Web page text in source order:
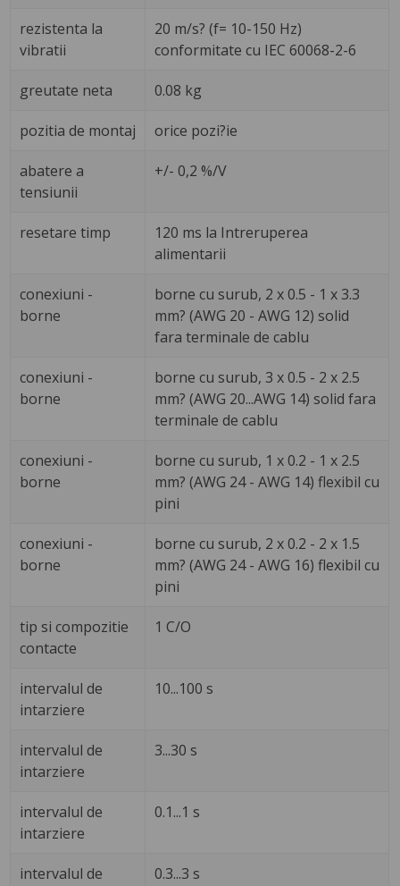
rezistenta la
vibratii
20 m/s? (f= 10-150 Hz)
conformitate cu IEC 60068-2-6
greutate neta 0.08 kg
pozitia de montaj orice pozi?ie
abatere a
tensiunii
+/- 0,2 %/V
resetare timp
120 ms la Intreruperea
alimentarii
conexiuni -
borne
borne cu surub, 2 x 0.5 - 1 x 3.3
mm? (AWG 20 - AWG 12) solid
fara terminale de cablu
conexiuni -
borne
borne cu surub, 3 x 0.5 - 2 x 2.5
mm? (AWG 20...AWG 14) solid fara
terminale de cablu
conexiuni -
borne
borne cu surub, 1 x 0.2 - 1 x 2.5
mm? (AWG 24 - AWG 14) flexibil cu
pini
conexiuni -
borne
borne cu surub, 2 x 0.2 - 2 x 1.5
mm? (AWG 24 - AWG 16) flexibil cu
pini
tip si compozitie
contacte
1 C/O
intervalul de
intarziere
10...100 s
intervalul de
intarziere
3...30 s
intervalul de
intarziere
0.1...1 s
intervalul de
0.3...3 s